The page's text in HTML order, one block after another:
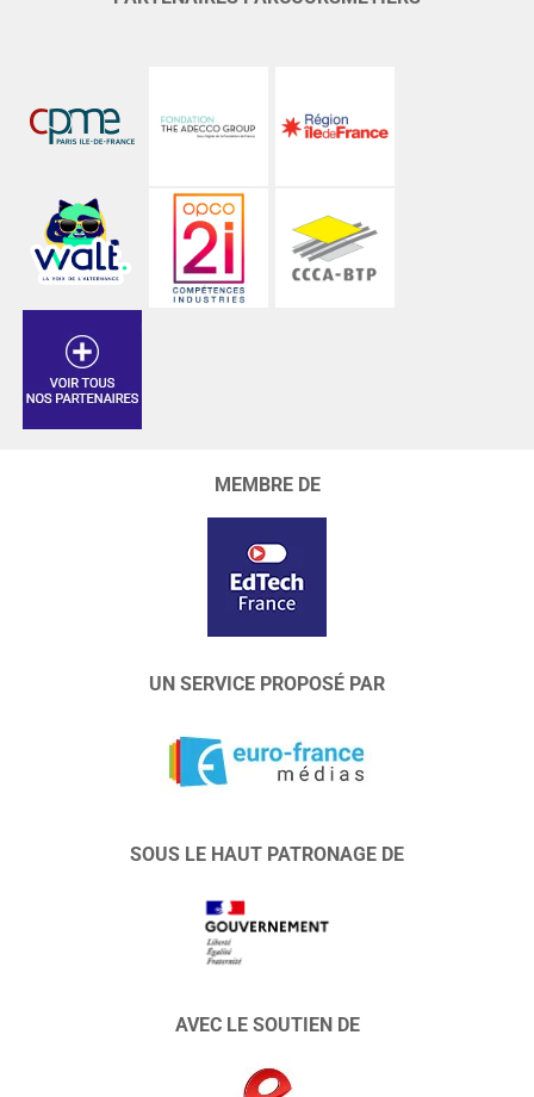
MEMBRE DE
UN SERVICE PROPOSÉ PAR
SOUS LE HAUT PATRONAGE DE
AVEC LE SOUTIEN DE